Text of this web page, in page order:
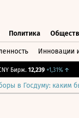
Политика
Инновации
Бирж. 12,239 +1,31%↑
в Госдуму: каким